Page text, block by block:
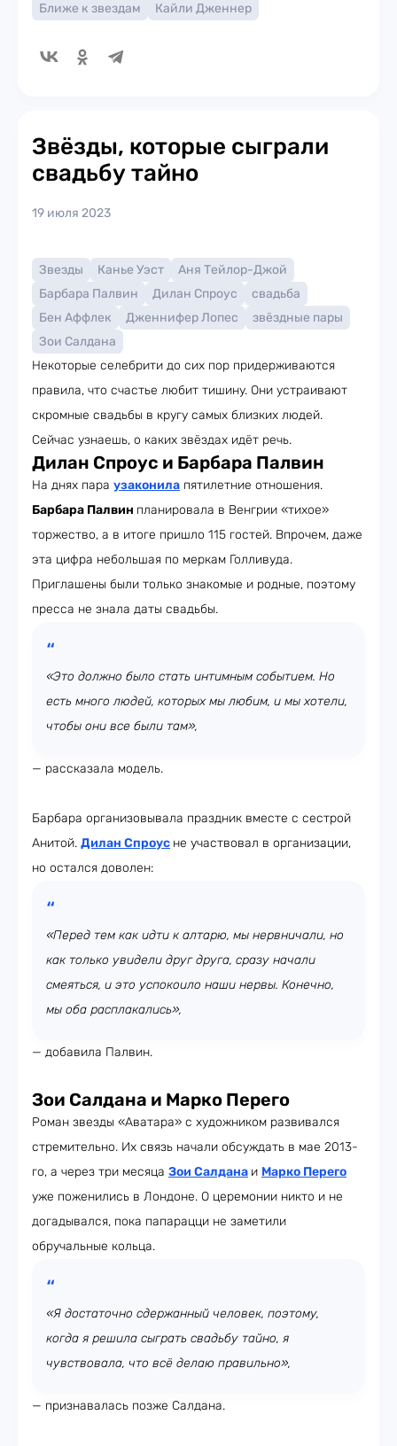
Ближе к звездам Кайли Дженнер
Звёзды, которые сыграли
свадьбу тайно
19 июля 2023
Звезды Канье Уэст
Аня Тейлор-Джой
Барбара Палвин
Дилан Спроус
свадьба
Бен Аффлек
Дженнифер Лопес
звёздные пары
Зои Салдана
Некоторые селебрити до сих пор придерживаются
правила, что счастье любит тишину. Они устраивают
скромные свадьбы в кругу самых близких людей.
Сейчас узнаешь, о каких звёздах идёт речь.
Дилан Спроус и Барбара Палвин
На днях пара узаконила пятилетние отношения.
Барбара Палвин планировала в Венгрии «тихое»
торжество, а в итоге пришло 115 гостей. Впрочем, даже
эта цифра небольшая по меркам Голливуда.
Приглашены были только знакомые и родные, поэтому
пресса не знала даты свадьбы.
«Это должно было стать интимным событием. Но
есть много людей, которых мы любим, и мы хотели,
чтобы они все были там»,
— рассказала модель.
Барбара организовывала праздник вместе с сестрой
Анитой. Дилан Спроус не участвовал в организации,
но остался доволен:
«Перед тем как идти к алтарю, мы нервничали, но
как только увидели друг друга, сразу начали
смеяться, и это успокоило наши нервы. Конечно,
мы оба расплакались»,
— добавила Палвин.
Зои Салдана и Марко Перего
Роман звезды «Аватара» с художником развивался
стремительно. Их связь начали обсуждать в мае 2013-
го, а через три месяца Зои Салдана и Марко Перего
уже поженились в Лондоне. О церемонии никто и не
догадывался, пока папарацци не заметили
обручальные кольца.
«Я достаточно сдержанный человек, поэтому,
когда я решила сыграть свадьбу тайно, я
чувствовала, что всё делаю правильно»,
— признавалась позже Салдана.